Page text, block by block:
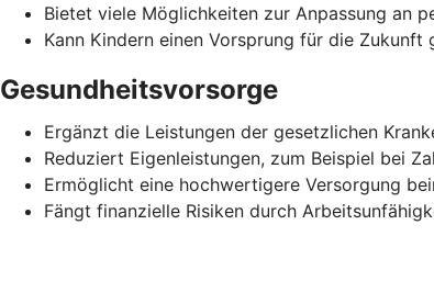
Bietet viele Möglichkeiten zur Anpassung an
Kann Kindern einen Vorsprung für die Zukunft
Gesundheitsvorsorge
Ergänzt die Leistungen der gesetzlichen
Reduziert Eigenleistungen, zum Beispiel bei
Ermöglicht eine hochwertigere Versorgung
Fängt finanzielle Risiken durch